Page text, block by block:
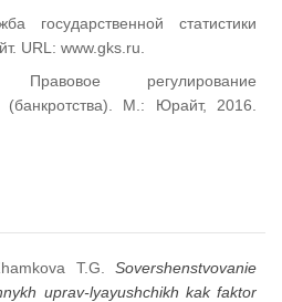
государственной статистики
URL: www.gks.ru.
регулирование
(банкротства). М.: Юрайт, 2016.
T.G. Sovershenstvovanie
uprav-lyayushchikh kak faktor